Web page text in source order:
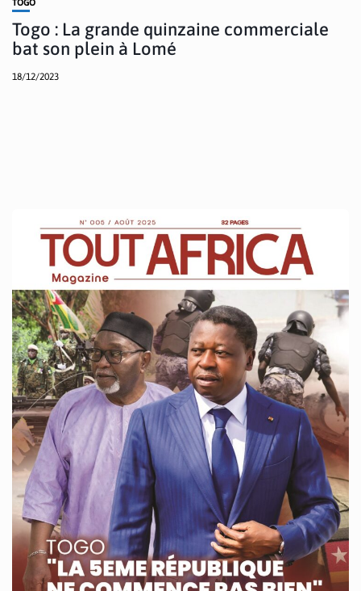
TOGO
Togo : La grande quinzaine commerciale
bat son plein à Lomé
18/12/2023